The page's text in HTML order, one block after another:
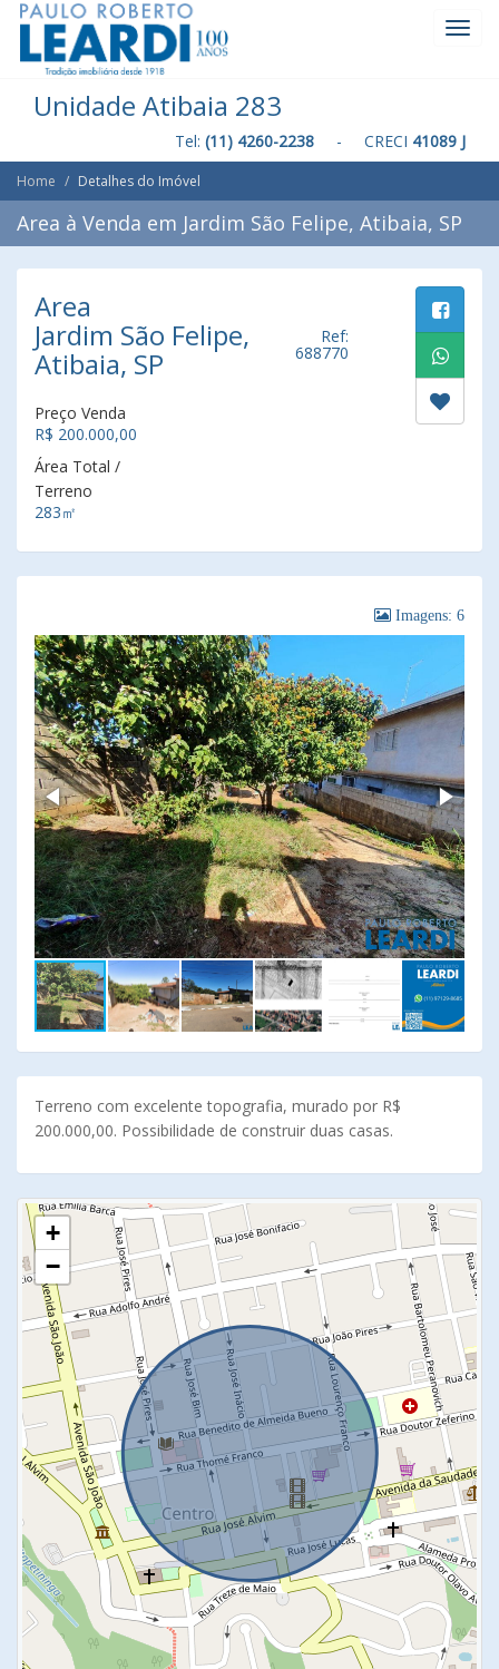
Unidade Atibaia 283
Tel: (11) 4260-2238 - CRECI 41089 J
Home Detalhes do Imóvel
Area à Venda em Jardim São Felipe, Atibaia, SP
Area
Jardim São Felipe,
Atibaia, SP
Ref:
688770
Preço Venda
R$ 200.000,00
Área Total /
Terreno
283㎡
Imagens: 6
Terreno com excelente topografia, murado por R$
200.000,00. Possibilidade de construir duas casas.
+
−